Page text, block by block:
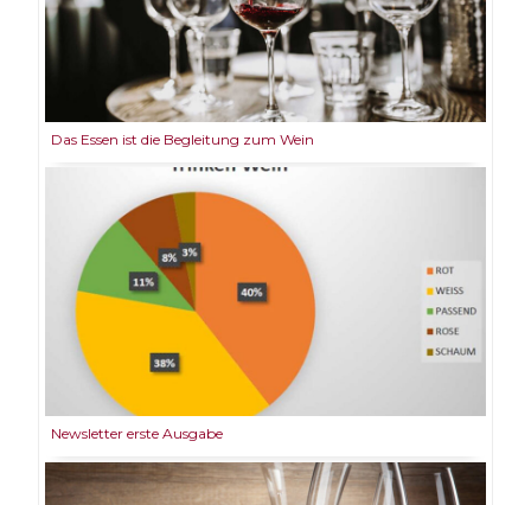
Das Essen ist die Begleitung zum Wein
Newsletter erste Ausgabe